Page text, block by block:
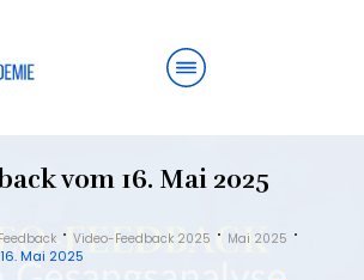
vom 16. Mai 2025
Video-Feedback 2025 Mai 2025
Mai 2025